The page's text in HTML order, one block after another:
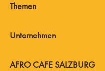
AFRO CAFE SALZBURG
Themen
Unternehmen